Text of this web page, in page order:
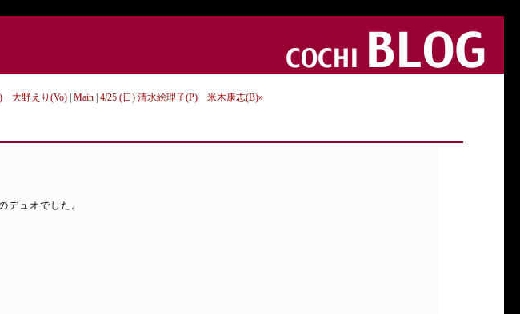
大野えり(Vo) Main 4/25 (日) 清水絵理子(P) 米木康志(B)»
デュオでした。